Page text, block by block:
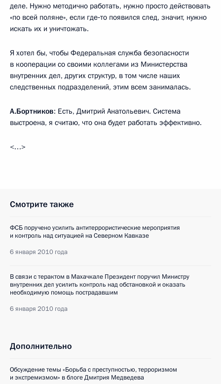
деле. Нужно методично работать, нужно просто действовать
«по всей поляне», если где‑то появился след, значит, нужно
искать их и уничтожать.
Я хотел бы, чтобы Федеральная служба безопасности
в кооперации со своими коллегами из Министерства
внутренних дел, других структур, в том числе наших
следственных подразделений, этим всем занималась.
А.Бортников: Есть, Дмитрий Анатольевич. Система
выстроена, я считаю, что она будет работать эффективно.
<…>
Смотрите также
ФСБ поручено усилить антитеррористические мероприятия
и контроль над ситуацией на Северном Кавказе
6 января 2010 года
В связи с терактом в Махачкале Президент поручил Министру
внутренних дел усилить контроль над обстановкой и оказать
необходимую помощь пострадавшим
6 января 2010 года
Дополнительно
Обсуждение темы «Борьба с преступностью, терроризмом
и экстремизмом» в блоге Дмитрия Медведева